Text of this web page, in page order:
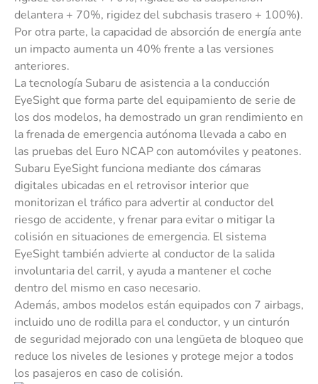
delantera + 70%, rigidez del subchasis trasero + 100%).
Por otra parte, la capacidad de absorción de energía ante
un impacto aumenta un 40% frente a las versiones
anteriores.
La tecnología Subaru de asistencia a la conducción
EyeSight que forma parte del equipamiento de serie de
los dos modelos, ha demostrado un gran rendimiento en
la frenada de emergencia autónoma llevada a cabo en
las pruebas del Euro NCAP con automóviles y peatones.
Subaru EyeSight funciona mediante dos cámaras
digitales ubicadas en el retrovisor interior que
monitorizan el tráfico para advertir al conductor del
riesgo de accidente, y frenar para evitar o mitigar la
colisión en situaciones de emergencia. El sistema
EyeSight también advierte al conductor de la salida
involuntaria del carril, y ayuda a mantener el coche
dentro del mismo en caso necesario.
Además, ambos modelos están equipados con 7 airbags,
incluido uno de rodilla para el conductor, y un cinturón
de seguridad mejorado con una lengüeta de bloqueo que
reduce los niveles de lesiones y protege mejor a todos
los pasajeros en caso de colisión.